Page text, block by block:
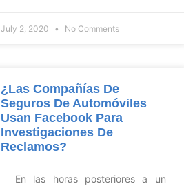
July 2, 2020 No Comments
¿Las Compañías De
Seguros De Automóviles
Usan Facebook Para
Investigaciones De
Reclamos?
En las horas posteriores a un